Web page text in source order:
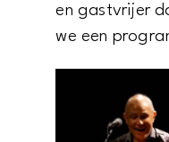
en gastvrijer
we een